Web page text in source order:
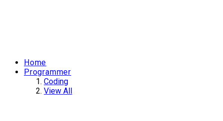
Home
Programmer
Coding
View All